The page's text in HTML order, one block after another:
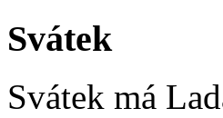
Svátek
Svátek má